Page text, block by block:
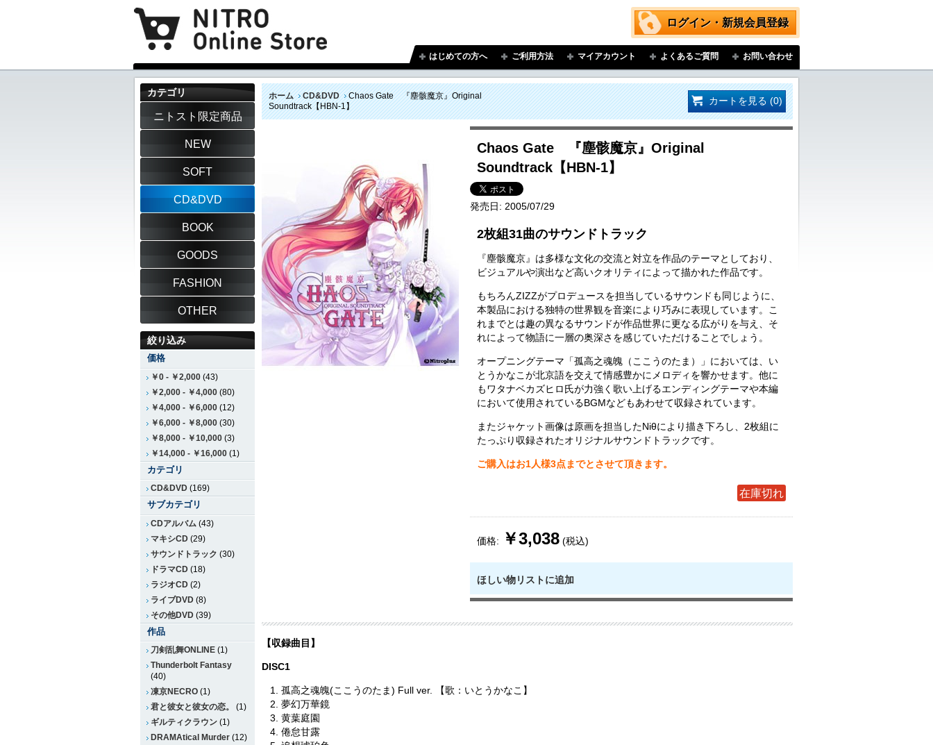
ログイン・新規会員登録
はじめての方へ ご利用方法 マイアカウント よくあるご質問 お問い合わせ
ホーム CD&DVD
Chaos Gate 『塵骸魔京』Original
Soundtrack【HBN-1】
カートを見る (0)
Chaos Gate 『塵骸魔京』Original
Soundtrack【HBN-1】
発売日: 2005/07/29
2枚組31曲のサウンドトラック
『塵骸魔京』は多様な文化の交流と対立を作品のテーマとしており、
ビジュアルや演出など高いクオリティによって描かれた作品です。
もちろんZIZZがプロデュースを担当しているサウンドも同じように、
本製品における独特の世界観を音楽により巧みに表現しています。こ
れまでとは趣の異なるサウンドが作品世界に更なる広がりを与え、そ
れによって物語に一層の奥深さを感じていただけることでしょう。
オープニングテーマ「孤高之魂魄（ここうのたま）」においては、い
とうかなこが北京語を交えて情感豊かにメロディを響かせます。他に
もワタナベカズヒロ氏が力強く歌い上げるエンディングテーマや本編
において使用されているBGMなどもあわせて収録されています。
またジャケット画像は原画を担当したNiθにより描き下ろし、2枚組に
たっぷり収録されたオリジナルサウンドトラックです。
ご購入はお1人様3点までとさせて頂きます。
在庫切れ
価格: ￥3,038 (税込)
ほしい物リストに追加
【収録曲目】
DISC1
孤高之魂魄(ここうのたま) Full ver. 【歌：いとうかなこ】
夢幻万華鏡
黄葉庭園
倦怠甘露
カテゴリ
ニトスト限定商品
NEW
SOFT
CD&DVD
BOOK
GOODS
FASHION
OTHER
絞り込み
価格
￥0 - ￥2,000 (43)
￥2,000 - ￥4,000 (80)
￥4,000 - ￥6,000 (12)
￥6,000 - ￥8,000 (30)
￥8,000 - ￥10,000 (3)
￥14,000 - ￥16,000 (1)
カテゴリ
CD&DVD (169)
サブカテゴリ
CDアルバム (43)
マキシCD (29)
サウンドトラック (30)
ドラマCD (18)
ラジオCD (2)
ライブDVD (8)
その他DVD (39)
作品
刀剣乱舞ONLINE (1)
Thunderbolt Fantasy
(40)
凍京NECRO (1)
君と彼女と彼女の恋。
(1)
ギルティクラウン (1)
DRAMAtical Murder (12)